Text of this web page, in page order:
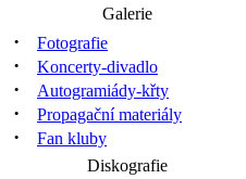
Galerie
· Fotografie
· Koncerty-divadlo
· Autogramiády-křty
· Propagační materiály
·
Fan kluby
Diskografie